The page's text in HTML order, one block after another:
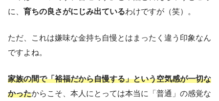
に、 育ちの良さがにじみ出ているわけですが（笑）。
ただ、これは嫌味な金持ち自慢とはまったく違う印象なん
ですよね。
家族の間で「裕福だから自慢する」という空気感が一切な
かったからこそ、本人にとっては本当に「普通」の感覚な